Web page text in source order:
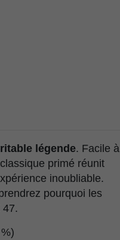
légende. Facile à
primé réunit
inoubliable.
pourquoi les
47.